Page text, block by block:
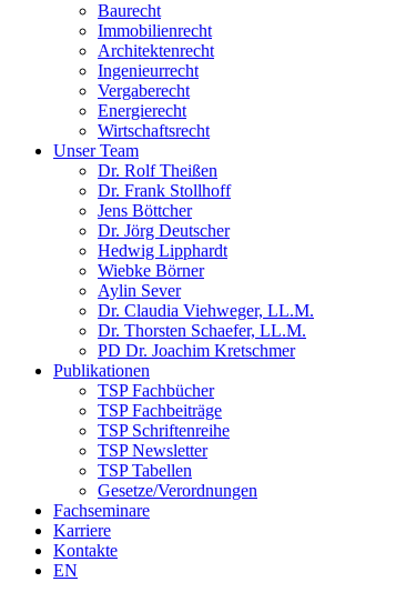
Baurecht
Immobilienrecht
Architektenrecht
Ingenieurrecht
Vergaberecht
Energierecht
Wirtschaftsrecht
Unser Team
Dr. Rolf Theißen
Dr. Frank Stollhoff
Jens Böttcher
Dr. Jörg Deutscher
Hedwig Lipphardt
Wiebke Börner
Aylin Sever
Dr. Claudia Viehweger, LL.M.
Dr. Thorsten Schaefer, LL.M.
PD Dr. Joachim Kretschmer
Publikationen
TSP Fachbücher
TSP Fachbeiträge
TSP Schriftenreihe
TSP Newsletter
TSP Tabellen
Gesetze/Verordnungen
Fachseminare
Karriere
Kontakte
EN